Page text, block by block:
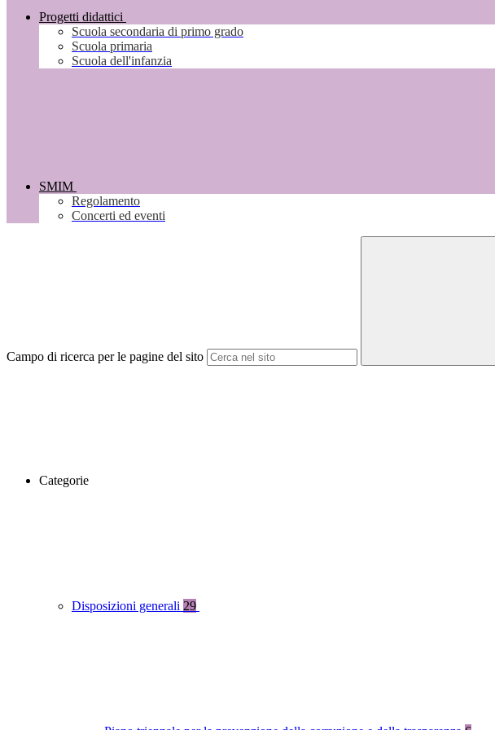
Progetti didattici
Scuola secondaria di primo grado
Scuola primaria
Scuola dell'infanzia
SMIM
Regolamento
Concerti ed eventi
Campo di ricerca per le pagine del sito
Categorie
Disposizioni generali 29